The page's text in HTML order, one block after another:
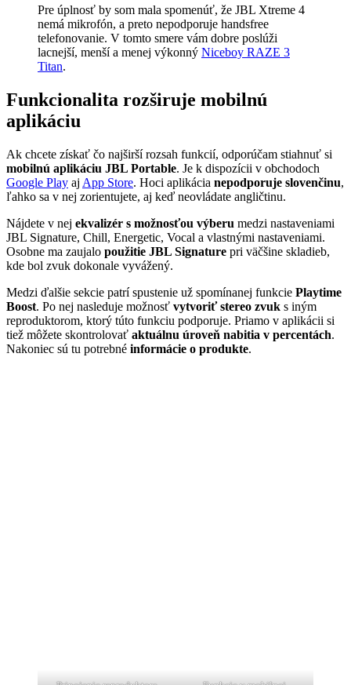
Pre úplnosť by som mala spomenúť, že JBL Xtreme 4
nemá mikrofón, a preto nepodporuje handsfree
telefonovanie. V tomto smere vám dobre poslúži
lacnejší, menší a menej výkonný Niceboy RAZE 3
Titan.
Funkcionalita rozširuje mobilnú
aplikáciu
Ak chcete získať čo najširší rozsah funkcií, odporúčam stiahnuť si
mobilnú aplikáciu JBL Portable. Je k dispozícii v obchodoch
Google Play aj App Store. Hoci aplikácia nepodporuje slovenčinu,
ľahko sa v nej zorientujete, aj keď neovládate angličtinu.
Nájdete v nej ekvalizér s možnosťou výberu medzi nastaveniami
JBL Signature, Chill, Energetic, Vocal a vlastnými nastaveniami.
Osobne ma zaujalo použitie JBL Signature pri väčšine skladieb,
kde bol zvuk dokonale vyvážený.
Medzi ďalšie sekcie patrí spustenie už spomínanej funkcie Playtime
Boost. Po nej nasleduje možnosť vytvoriť stereo zvuk s iným
reproduktorom, ktorý túto funkciu podporuje. Priamo v aplikácii si
tiež môžete skontrolovať aktuálnu úroveň nabitia v percentách.
Nakoniec sú tu potrebné informácie o produkte.